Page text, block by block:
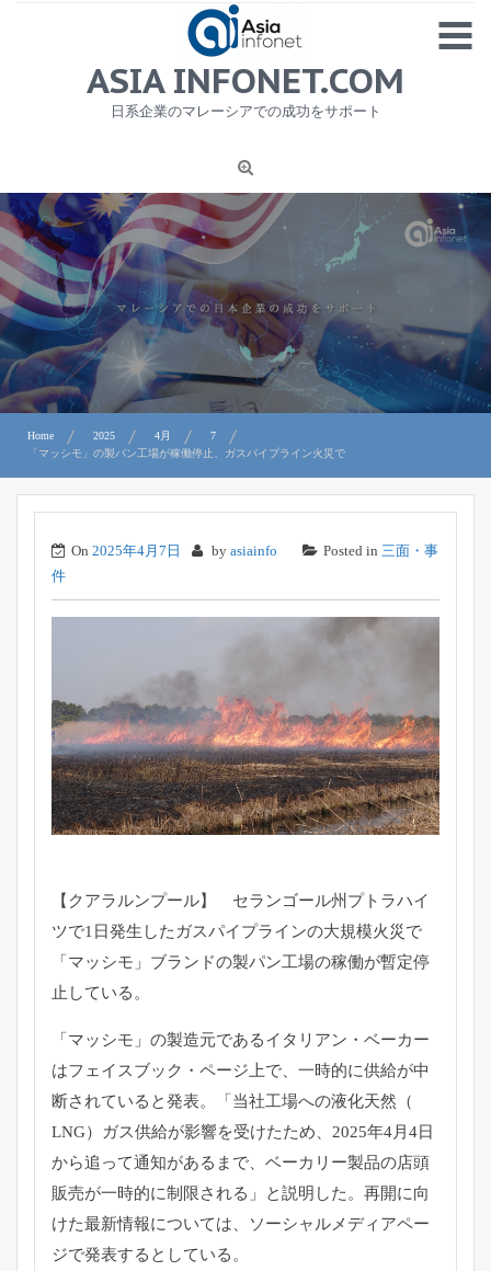
MENU
1
ニュース
労務サービス
プライバシーポリシー及び著作権について
お問合せ
ASIA INFONET.COM
日系企業のマレーシアでの成功をサポート
Home 2025 4月
7
「マッシモ」の製パン工場が稼働停止、ガスパイプライン火災で
On 2025年4月7日 by asiainfo Posted in 三面・事
件
【クアラルンプール】 セランゴール州プトラハイ
ツで1日発生したガスパイプラインの大規模火災で
「マッシモ」 ブランドの製パン工場の稼働が暫定停
止している。
「マッシモ」の製造元であるイタリアン・ ベーカー
はフェイスブック・ページ上で、 一時的に供給が中
断されていると発表。「当社工場への液化天然（
LNG）ガス供給が影響を受けたため、 2025年4月4日
から追って通知があるまで、 ベーカリー製品の店頭
販売が一時的に制限される」と説明した。 再開に向
けた最新情報については、
ソーシャルメディアペー
ジで発表するとしている。